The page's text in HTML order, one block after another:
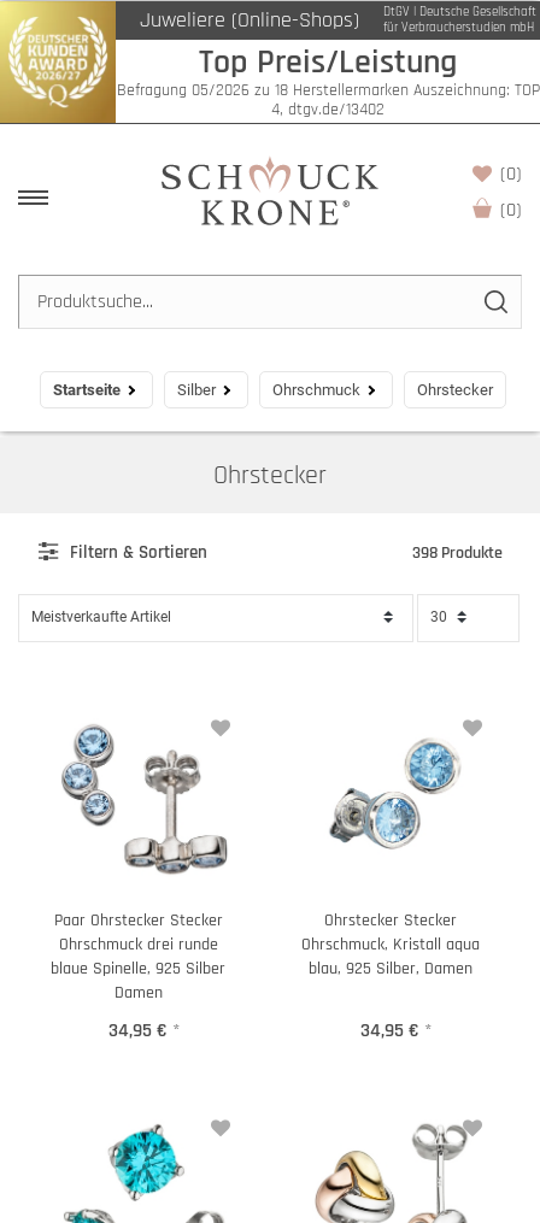
Juweliere (Online-Shops)
DtGV | Deutsche Gesellschaft
für Verbraucherstudien mbH
Top Preis/Leistung
Befragung 05/2026 zu 18 Herstellermarken Auszeichnung: TOP
4, dtgv.de/13402
(0)
(0)
Startseite Silber Ohrschmuck Ohrstecker
Ohrstecker
Filtern & Sortieren 398 Produkte
Paar Ohrstecker Stecker
Ohrschmuck drei runde
blaue Spinelle, 925 Silber
Damen
34,95 € *
Ohrstecker Stecker
Ohrschmuck, Kristall aqua
blau, 925 Silber, Damen
34,95 € *
Filter